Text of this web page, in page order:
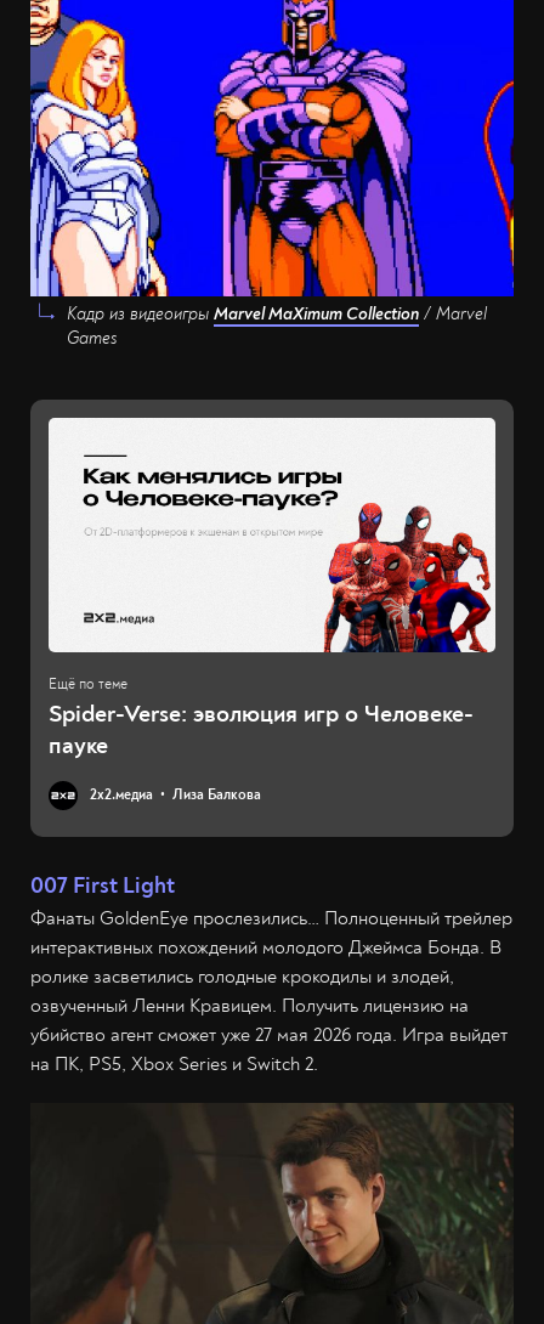
Кадр из видеоигры Marvel MaXimum Collection / Marvel
Games
Spider-Verse: эволюция игр о Человеке-
пауке
2х2.медиа Лиза Балкова
007 First Light
Фанаты GoldenEye прослезились… Полноценный трейлер
интерактивных похождений молодого Джеймса Бонда. В
ролике засветились голодные крокодилы и злодей,
озвученный Ленни Кравицем. Получить лицензию на
убийство агент сможет уже 27 мая 2026 года. Игра выйдет
на ПК, PS5, Xbox Series и Switch 2.